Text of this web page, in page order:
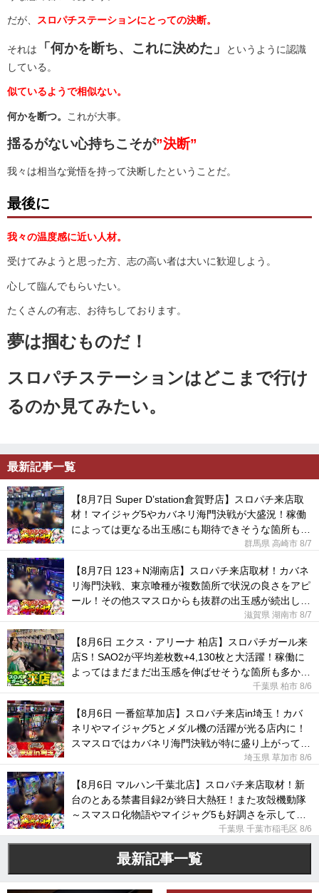
だが、 スロパチステーションにとっての決断。
それは 「何かを断ち、これに決めた」
というように認識
している。
似ているようで相似ない。
何かを断つ。 これが大事。
揺るがない心持ちこそが”決断”
我々は相当な覚悟を持って決断したということだ。
最後に
我々の温度感に近い人材。
受けてみようと思った方、志の高い者は大いに歓迎しよう。
心して臨んでもらいたい。
たくさんの有志、お待ちしております。
夢は掴むものだ！
スロパチステーションはどこまで行け
るのか見てみたい。
最新記事一覧
【8月7日 Super D’station倉賀野店】スロパチ来店取
材！マイジャグ5やカバネリ海門決戦が大盛況！稼働
によっては更なる出玉感にも期待できそうな箇所も見
群馬県 高崎市 8/7
【8月7日 123＋N湖南店】スロパチ来店取材！カバネ
リ海門決戦、東京喰種が複数箇所で状況の良さをアピ
ール！その他スマスロからも抜群の出玉感が続出して
滋賀県 湖南市 8/7
【8月6日 エクス・アリーナ 柏店】スロパチガール来
店S！SAO2が平均差枚数+4,130枚と大活躍！稼働に
よってはまだまだ出玉感を伸ばせそうな箇所も多かっ
千葉県 柏市 8/6
【8月6日 一番舘草加店】スロパチ来店in埼玉！カバ
ネリやマイジャグ5とメダル機の活躍が光る店内に！
スマスロではカバネリ海門決戦が特に盛り上がってい
埼玉県 草加市 8/6
【8月6日 マルハン千葉北店】スロパチ来店取材！新
台のとある禁書目録2が終日大熱狂！また攻殻機動隊
～スマスロ化物語やマイジャグ5も好調さを示してい
千葉県 千葉市稲毛区 8/6
最新記事一覧